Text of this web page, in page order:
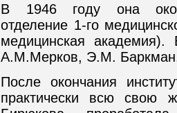
В 1946 году она
отделение 1-го
медицинская
А.М.Мерков, Э.М.
После окончания
практически всю свою